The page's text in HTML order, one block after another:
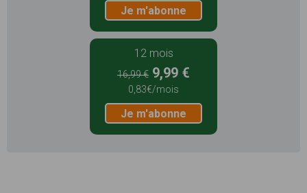
Je m'abonne
12 mois
16,99 € 9,99 €
0,83€/mois
Je m'abonne